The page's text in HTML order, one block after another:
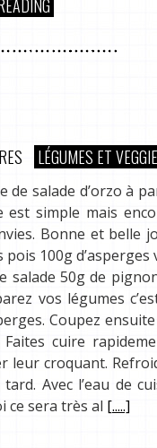
LÉGUMES ET VEGGIE
salade d’orzo à
simple mais
Bonne et belle
100g
50g de
vos légumes
Coupez
cuire
croquant.
Avec l’eau de
ce sera très al [.....]